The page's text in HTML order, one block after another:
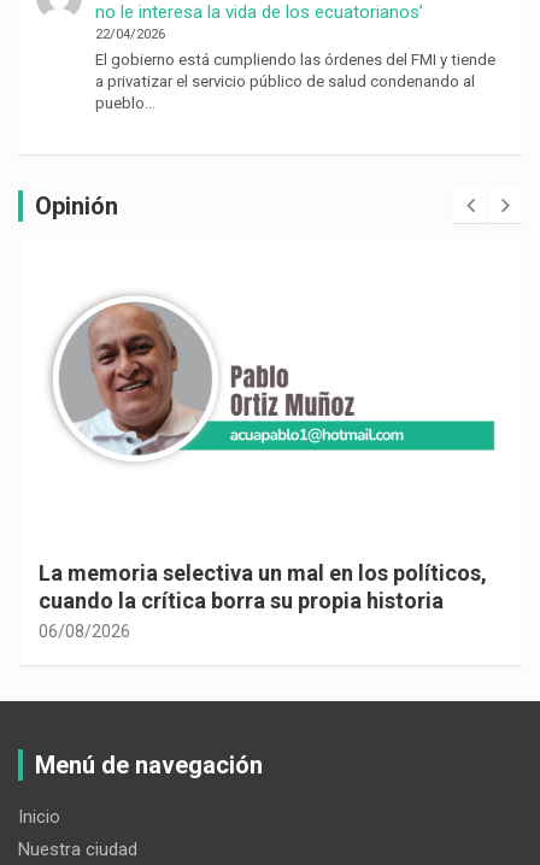
no le interesa la vida de los ecuatorianos’
22/04/2026
El gobierno está cumpliendo las órdenes del FMI y tiende
a privatizar el servicio público de salud condenando al
pueblo…
Opinión
La memoria selectiva un mal en los políticos,
cuando la crítica borra su propia historia
06/08/2026
Menú de navegación
Inicio
Nuestra ciudad